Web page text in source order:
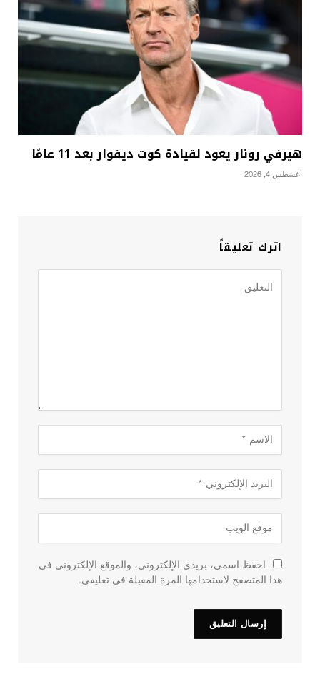
هيرفي رونار يعود لقيادة كوت ديفوار بعد 11 عامًا
أغسطس 4, 2026
اترك تعليقاً
احفظ اسمي، بريدي الإلكتروني، والموقع الإلكتروني في
هذا المتصفح لاستخدامها المرة المقبلة في تعليقي.